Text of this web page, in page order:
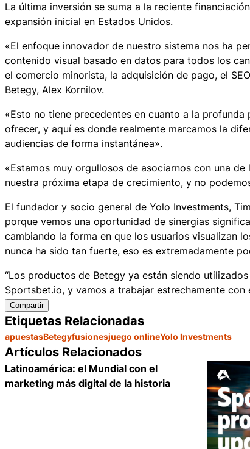
La última inversión se suma a la reciente
expansión inicial en Estados Unidos.
«El enfoque innovador de nuestro sistema nos ha
contenido visual basado en datos para todos los
el comercio minorista, la adquisición de pago, el
Betegy, Alex Kornilov.
«Esto no tiene precedentes en cuanto a la
ofrecer, y aquí es donde realmente marcamos la
audiencias de forma instantánea».
«Estamos muy orgullosos de asociarnos con una
nuestra próxima etapa de crecimiento, y no
El fundador y socio general de Yolo Investments,
porque vemos una oportunidad de sinergias
cambiando la forma en que los usuarios visualizan
nunca ha sido tan fuerte, eso es extremadamente
“Los productos de Betegy ya están siendo
Sportsbet.io, y vamos a trabajar estrechamente
Compartir
Etiquetas Relacionadas
apuestasBetegyfusionesjuego onlineYolo Investments
Artículos Relacionados
Latinoamérica: el Mundial con el
marketing más digital de la historia